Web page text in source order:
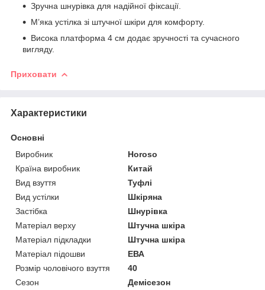
Зручна шнурівка для надійної фіксації.
М’яка устілка зі штучної шкіри для комфорту.
Висока платформа 4 см додає зручності та сучасного
вигляду.
Приховати
Характеристики
Основні
Виробник
Horoso
Країна виробник
Китай
Вид взуття
Туфлі
Вид устілки
Шкіряна
Застібка
Шнурівка
Матеріал верху
Штучна шкіра
Матеріал підкладки
Штучна шкіра
Матеріал підошви
ЕВА
Розмір чоловічого взуття
40
Сезон
Демісезон